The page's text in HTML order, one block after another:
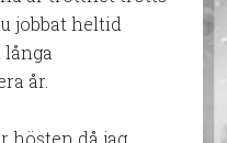
jobbat heltid
år.
hösten då jag